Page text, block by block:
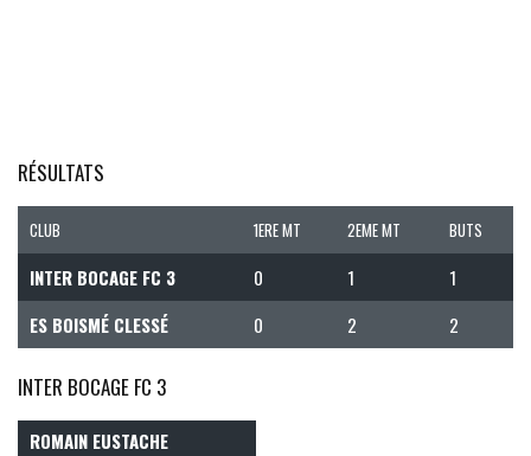
RÉSULTATS
CLUB 1ERE MT 2EME MT BUTS
INTER BOCAGE FC 3 0 1
1
ES BOISMÉ CLESSÉ
0 2 2
INTER BOCAGE FC 3
ROMAIN EUSTACHE